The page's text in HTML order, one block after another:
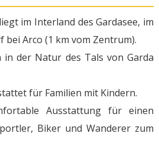
im Interland des Gardasee, im
Arco (1 km vom Zentrum).
in der Natur des Tals von Garda
für Familien mit Kindern.
Ausstattung für einen
Biker und Wanderer zum